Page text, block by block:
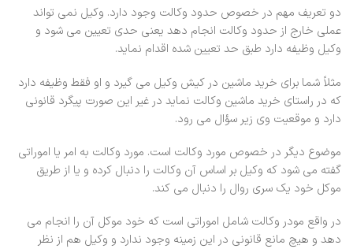
دو تعریف مهم در خصوص حدود وکالت وجود دارد. وکیل نمی تواند
عملی خارج از حدود وکالت انجام دهد یعنی حدی تعیین می شود و
وکیل وظیفه دارد طبق حد تعیین شده اقدام نماید.
مثلاً شما برای خرید ماشین در کیش وکیل می گیرد و او فقط وظیفه دارد
که در راستای خرید ماشین وکالت نماید در غیر این صورت پیگرد قانونی
دارد و موقعیت وی زیر سؤال می رود.
موضوع دیگر در خصوص مورد وکالت است. مورد وکالت به امر یا اموراتی
گفته می شود که وکیل بر اساس آن وکالت را دنبال کرده و یا از طریق
موکل خود یک سری روال را دنبال می کند.
در واقع مودر وکالت شامل اموراتی است که خود موکل آن را انجام می
دهد و هیچ مانع قانونی در این زمینه وجود ندارد و وکیل هم از نظر